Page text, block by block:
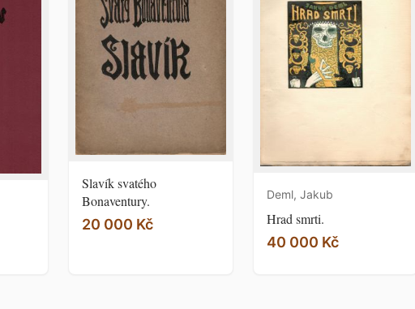
Slavík svatého
Bonaventury.
20 000 Kč
Deml, Jakub
Hrad smrti.
40 000 Kč